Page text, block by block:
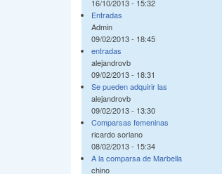
16/10/2013 - 15:32
Entradas
Admin
09/02/2013 - 18:45
entradas
alejandrovb
09/02/2013 - 18:31
Se pueden adquirir las
alejandrovb
09/02/2013 - 13:30
Comparsas femeninas
ricardo soriano
08/02/2013 - 15:34
A la comparsa de Marbella
chino